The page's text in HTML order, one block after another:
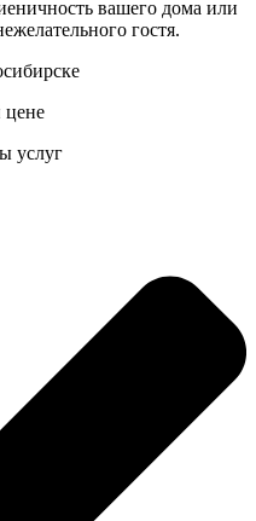
вашего дома или
гостя.
цене
услуг